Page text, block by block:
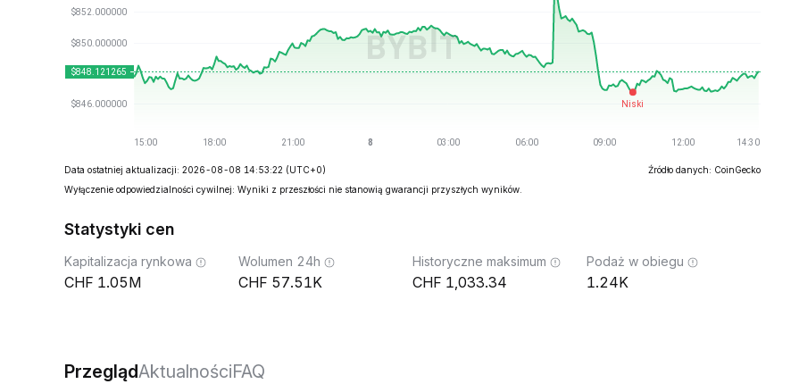
Data ostatniej aktualizacji: 2026-08-08 14:53:22 (UTC+0)
Źródło danych: CoinGecko
Wyłączenie odpowiedzialności cywilnej: Wyniki z przeszłości nie stanowią gwarancji przyszłych wyników.
Statystyki cen
Kapitalizacja rynkowa
1.05M
Wolumen 24h
57.51K
Historyczne maksimum
1,033.34
Podaż w obiegu
1.24K
PrzeglądAktualnościFAQ